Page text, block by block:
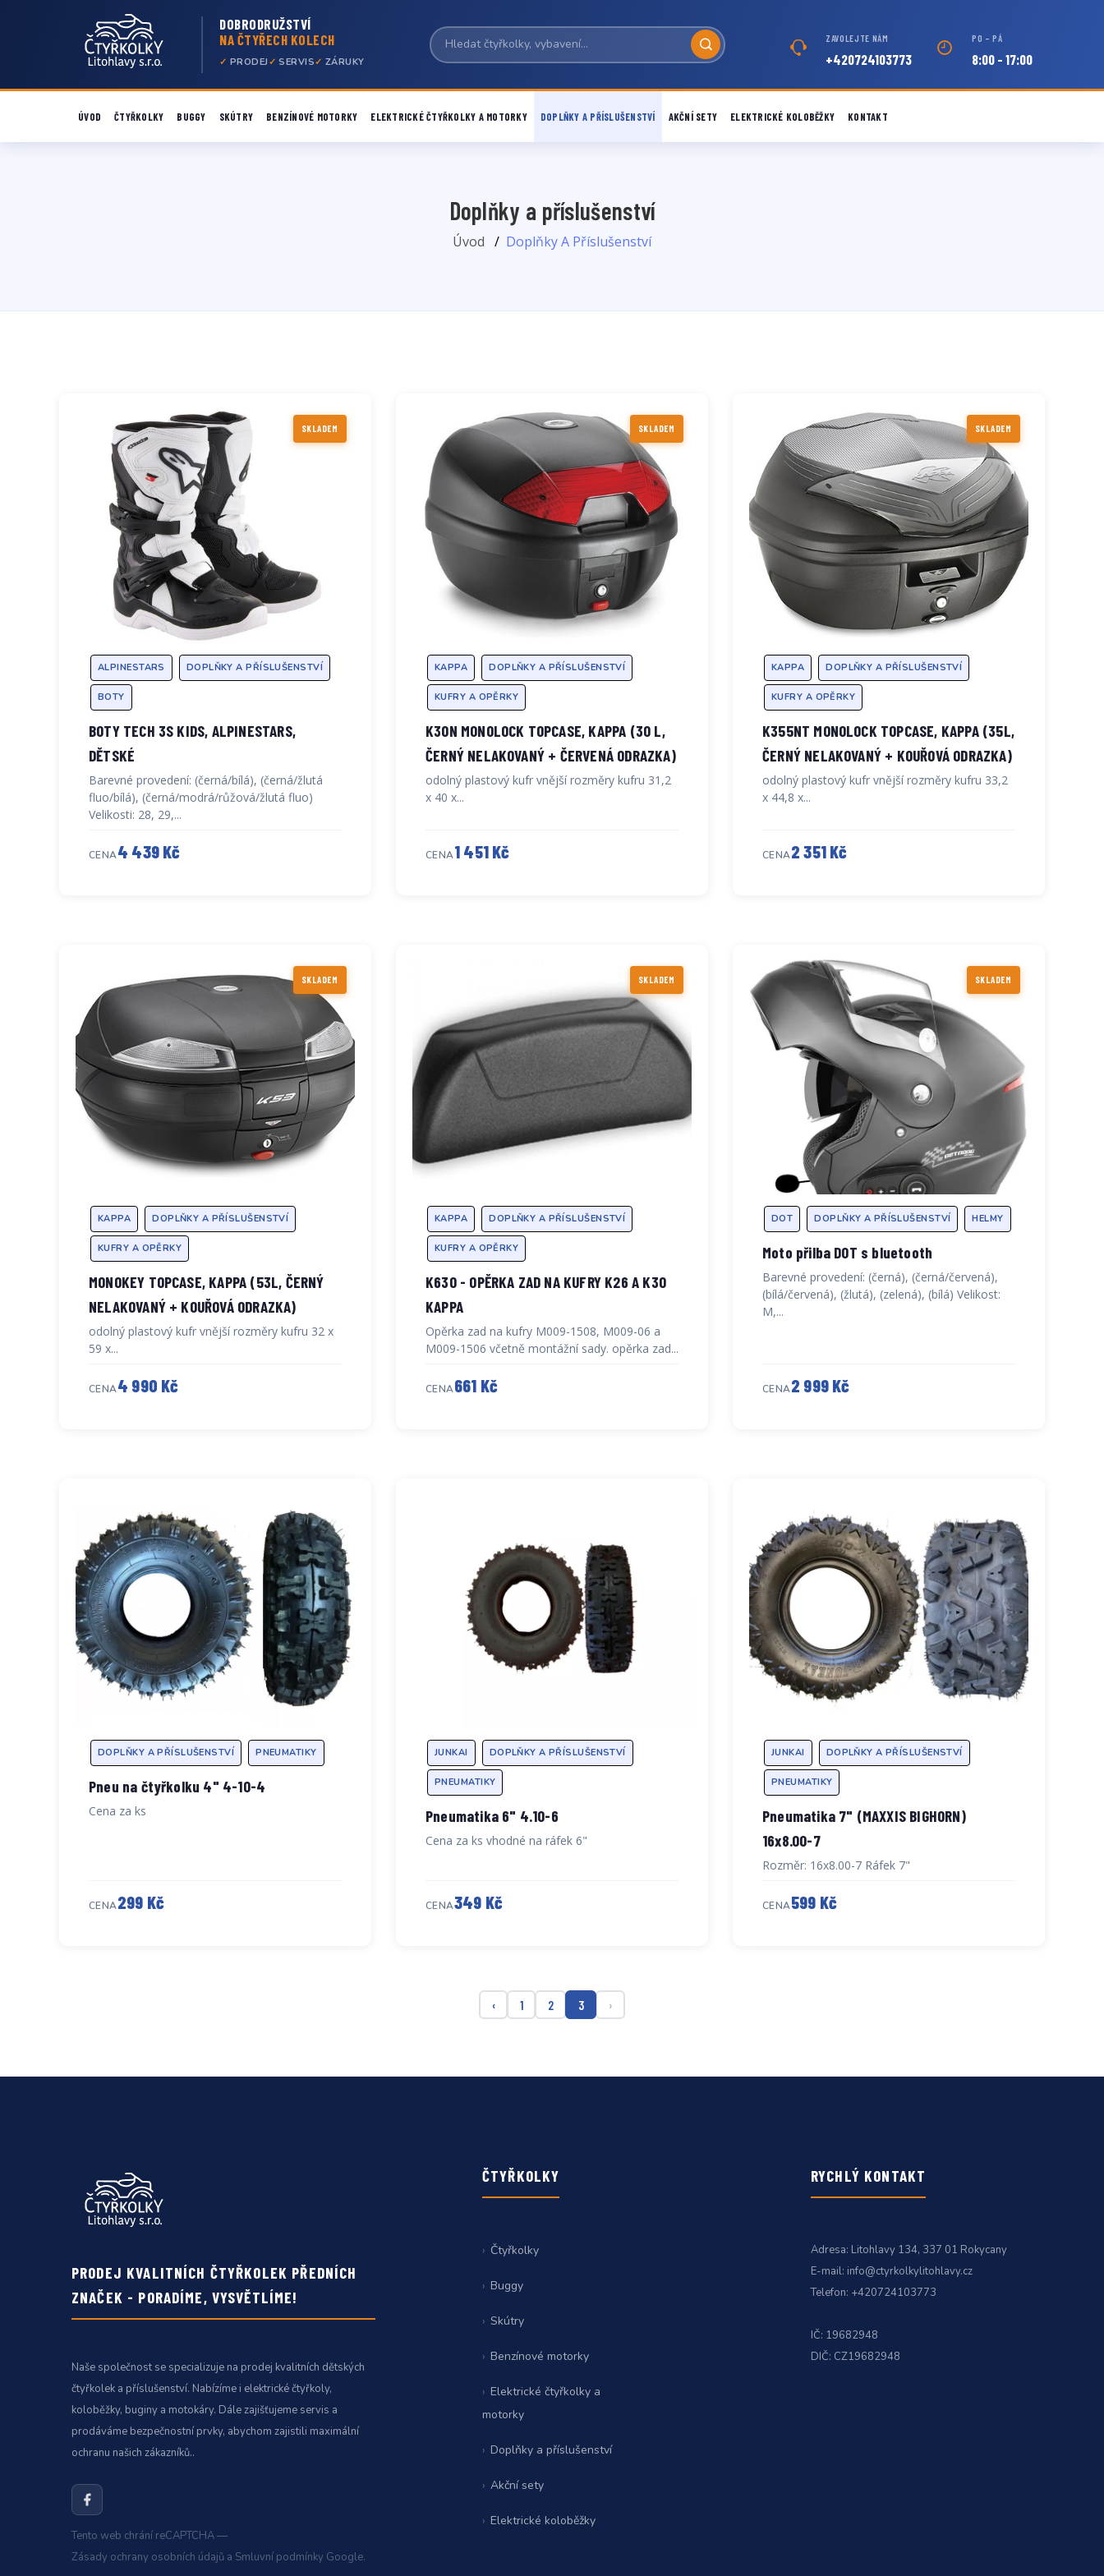
DOBRODRUŽSTVÍ
NA ČTYŘECH KOLECH
PRODEJ SERVIS ZÁRUKY
ZAVOLEJTE NÁM
+420724103773
PO – PÁ
8:00 - 17:00
ÚVOD ČTYŘKOLKY BUGGY SKÚTRY BENZÍNOVÉ MOTORKY ELEKTRICKÉ ČTYŘKOLKY A MOTORKY DOPLŇKY A PŘÍSLUŠENSTVÍ AKČNÍ SETY ELEKTRICKÉ KOLOBĚŽKY KONTAKT
Doplňky a příslušenství
Úvod Doplňky A Příslušenství
SKLADEM
ALPINESTARS DOPLŇKY A PŘÍSLUŠENSTVÍ
BOTY
BOTY TECH 3S KIDS, ALPINESTARS,
DĚTSKÉ
Barevné provedení: (černá/bílá), (černá/žlutá
fluo/bílá), (černá/modrá/růžová/žlutá fluo)
Velikosti: 28, 29,...
CENA4 439 Kč
SKLADEM
KAPPA DOPLŇKY A PŘÍSLUŠENSTVÍ
KUFRY A OPĚRKY
K30N MONOLOCK TOPCASE, KAPPA (30 L,
ČERNÝ NELAKOVANÝ + ČERVENÁ ODRAZKA)
odolný plastový kufr vnější rozměry kufru 31,2
x 40 x...
CENA1 451 Kč
SKLADEM
KAPPA DOPLŇKY A PŘÍSLUŠENSTVÍ
KUFRY A OPĚRKY
K355NT MONOLOCK TOPCASE, KAPPA (35L,
ČERNÝ NELAKOVANÝ + KOUŘOVÁ ODRAZKA)
odolný plastový kufr vnější rozměry kufru 33,2
x 44,8 x...
CENA2 351 Kč
SKLADEM
KAPPA DOPLŇKY A PŘÍSLUŠENSTVÍ
KUFRY A OPĚRKY
MONOKEY TOPCASE, KAPPA (53L, ČERNÝ
NELAKOVANÝ + KOUŘOVÁ ODRAZKA)
odolný plastový kufr vnější rozměry kufru 32 x
59 x...
CENA4 990 Kč
SKLADEM
KAPPA DOPLŇKY A PŘÍSLUŠENSTVÍ
KUFRY A OPĚRKY
K630 - OPĚRKA ZAD NA KUFRY K26 A K30
KAPPA
Opěrka zad na kufry M009-1508, M009-06 a
M009-1506 včetně montážní sady. opěrka zad...
CENA661 Kč
SKLADEM
DOT DOPLŇKY A PŘÍSLUŠENSTVÍ HELMY
Moto přilba DOT s bluetooth
Barevné provedení: (černá), (černá/červená),
(bílá/červená), (žlutá), (zelená), (bílá) Velikost:
M,...
CENA2 999 Kč
DOPLŇKY A PŘÍSLUŠENSTVÍ PNEUMATIKY
Pneu na čtyřkolku 4" 4-10-4
Cena za ks
CENA299 Kč
JUNKAI DOPLŇKY A PŘÍSLUŠENSTVÍ
PNEUMATIKY
Pneumatika 6" 4.10-6
Cena za ks vhodné na ráfek 6"
CENA349 Kč
JUNKAI DOPLŇKY A PŘÍSLUŠENSTVÍ
PNEUMATIKY
Pneumatika 7" (MAXXIS BIGHORN)
16x8.00-7
Rozměr: 16x8.00-7 Ráfek 7"
CENA599 Kč
‹ 1 2 3 ›
PRODEJ KVALITNÍCH ČTYŘKOLEK PŘEDNÍCH
ZNAČEK - PORADÍME, VYSVĚTLÍME!
Naše společnost se specializuje na prodej kvalitních dětských
čtyřkolek a příslušenství. Nabízíme i elektrické čtyřkoly,
koloběžky, buginy a motokáry. Dále zajišťujeme servis a
prodáváme bezpečnostní prvky, abychom zajistili maximální
ochranu našich zákazníků..
Tento web chrání reCAPTCHA —
Zásady ochrany osobních údajů a Smluvní podmínky Google.
ČTYŘKOLKY
Čtyřkolky
Buggy
Skútry
Benzínové motorky
Elektrické čtyřkolky a
motorky
Doplňky a příslušenství
Akční sety
Elektrické koloběžky
RYCHLÝ KONTAKT
Adresa: Litohlavy 134, 337 01 Rokycany
E-mail: info@ctyrkolkylitohlavy.cz
Telefon: +420724103773
IČ: 19682948
DIČ: CZ19682948